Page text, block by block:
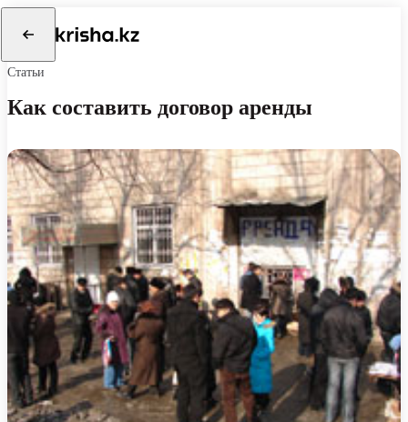
Статьи
Как составить договор аренды